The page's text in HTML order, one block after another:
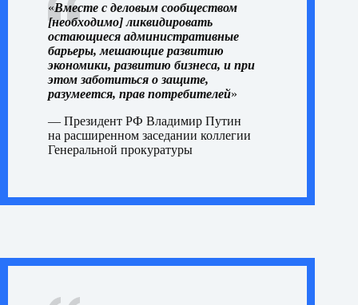
«Вместе с деловым сообществом
[необходимо] ликвидировать
остающиеся административные
барьеры, мешающие развитию
экономики, развитию бизнеса, и при
этом заботиться о защите,
разумеется, прав потребителей»
— Президент РФ Владимир Путин
на расширенном заседании коллегии
Генеральной прокуратуры